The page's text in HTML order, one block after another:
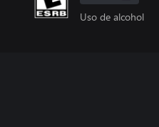
Uso de alcohol